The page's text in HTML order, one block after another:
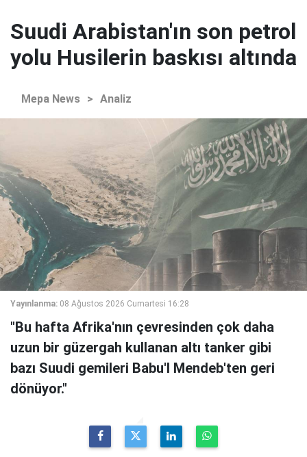
Suudi Arabistan'ın son petrol
yolu Husilerin baskısı altında
Mepa News > Analiz
Yayınlanma: 08 Ağustos 2026 Cumartesi 16:28
"Bu hafta Afrika'nın çevresinden çok daha
uzun bir güzergah kullanan altı tanker gibi
bazı Suudi gemileri Babu'l Mendeb'ten geri
dönüyor."